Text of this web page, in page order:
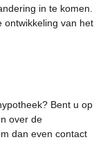
in te komen.
ontwikkeling van het
Bent u op
over de
dan even contact